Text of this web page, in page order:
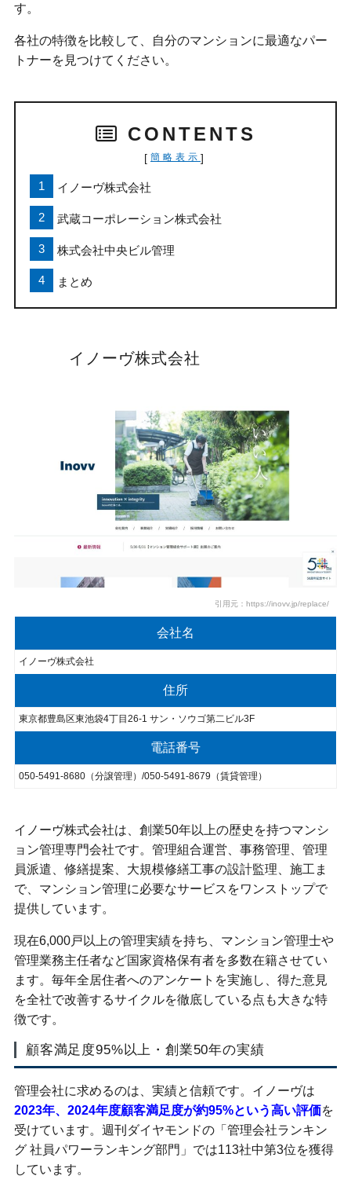
す。
各社の特徴を比較して、自分のマンションに最適なパー
トナーを見つけてください。
CONTENTS
[ 簡略表示 ]
イノーヴ株式会社
武蔵コーポレーション株式会社
株式会社中央ビル管理
まとめ
イノーヴ株式会社
引用元：https://inovv.jp/replace/
会社名
イノーヴ株式会社
住所
東京都豊島区東池袋4丁目26-1 サン・ソウゴ第二ビル3F
電話番号
050-5491-8680（分譲管理）/050-5491-8679（賃貸管理）
イノーヴ株式会社は、創業50年以上の歴史を持つマンシ
ョン管理専門会社です。管理組合運営、事務管理、管理
員派遣、修繕提案、大規模修繕工事の設計監理、施工ま
で、マンション管理に必要なサービスをワンストップで
提供しています。
現在6,000戸以上の管理実績を持ち、マンション管理士や
管理業務主任者など国家資格保有者を多数在籍させてい
ます。毎年全居住者へのアンケートを実施し、得た意見
を全社で改善するサイクルを徹底している点も大きな特
徴です。
顧客満足度95%以上・創業50年の実績
管理会社に求めるのは、実績と信頼です。イノーヴは
2023年、2024年度顧客満足度が約95%という高い評価を
受けています。週刊ダイヤモンドの「管理会社ランキン
グ 社員パワーランキング部門」では113社中第3位を獲得
しています。